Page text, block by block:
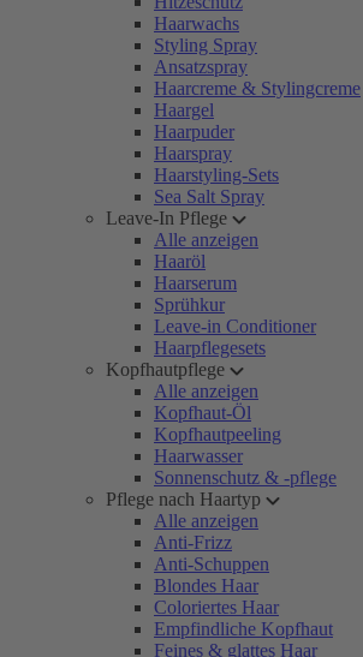
Haarwachs
Styling Spray
Ansatzspray
Haarcreme & Stylingcreme
Haargel
Haarpuder
Haarspray
Haarstyling-Sets
Sea Salt Spray
Leave-In Pflege
Alle anzeigen
Haaröl
Haarserum
Sprühkur
Leave-in Conditioner
Haarpflegesets
Kopfhautpflege
Alle anzeigen
Kopfhaut-Öl
Kopfhautpeeling
Haarwasser
Sonnenschutz & -pflege
Pflege nach Haartyp
Alle anzeigen
Anti-Frizz
Anti-Schuppen
Blondes Haar
Coloriertes Haar
Empfindliche Kopfhaut
Feines & glattes Haar